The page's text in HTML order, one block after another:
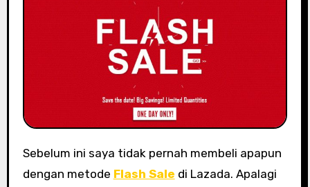
Sebelum ini saya tidak pernah membeli apapun
dengan metode Flash Sale di Lazada. Apalagi